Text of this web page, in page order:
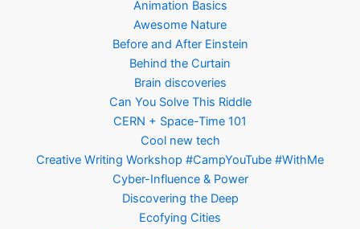
Animation Basics
Awesome Nature
Before and After Einstein
Behind the Curtain
Brain discoveries
Can You Solve This Riddle
CERN + Space-Time 101
Cool new tech
Creative Writing Workshop #CampYouTube #WithMe
Cyber-Influence & Power
Discovering the Deep
Ecofying Cities